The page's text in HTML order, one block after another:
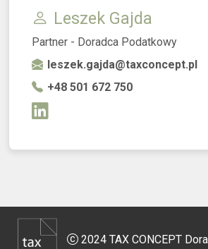
Leszek Gajda
Partner - Doradca Podatkowy
leszek.gajda@taxconcept.pl
+48 501 672 750
2024 TAX CONCEPT